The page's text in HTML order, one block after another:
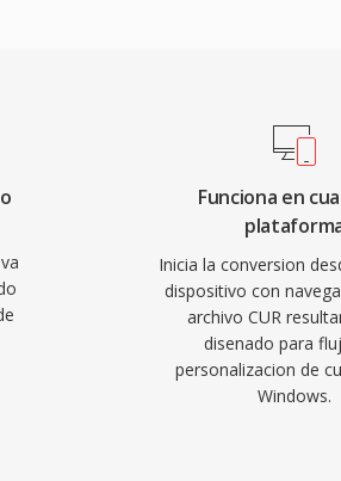
Funciona en
Inicia la conversion
dispositivo con
archivo CUR
disenado para
personalizacion de
Windows.